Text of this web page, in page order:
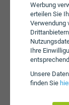
Werbung
erteilen Sie
Verwendung
Ihre
Unsere
finden Sie
Im Tarif SURF
kann in jedem
Computer
Alternativ